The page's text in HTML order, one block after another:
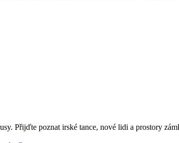
Přijďte poznat irské tance, nové lidi a prostory